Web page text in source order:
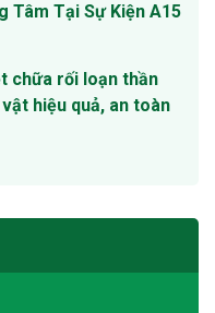
Tâm Tại Sự Kiện A15
chữa rối loạn thần
hiệu quả, an toàn